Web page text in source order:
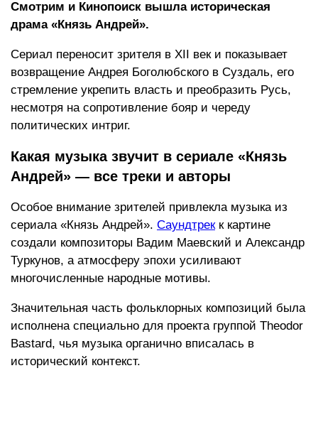
Смотрим и Кинопоиск вышла историческая
драма «Князь Андрей».
Сериал переносит зрителя в XII век и показывает
возвращение Андрея Боголюбского в Суздаль, его
стремление укрепить власть и преобразить Русь,
несмотря на сопротивление бояр и череду
политических интриг.
Какая музыка звучит в сериале «Князь
Андрей» — все треки и авторы
Особое внимание зрителей привлекла музыка из
сериала «Князь Андрей». Саундтрекк картине
создали композиторы Вадим Маевский и Александр
Туркунов, а атмосферу эпохи усиливают
многочисленные народные мотивы.
Значительная часть фольклорных композиций была
исполнена специально для проекта группой Theodor
Bastard, чья музыка органично вписалась в
исторический контекст.